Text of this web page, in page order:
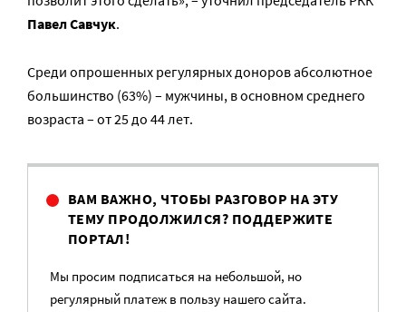
Павел Савчук.
Среди опрошенных регулярных доноров абсолютное
большинство (63%) – мужчины, в основном среднего
возраста – от 25 до 44 лет.
ВАМ ВАЖНО, ЧТОБЫ РАЗГОВОР НА ЭТУ
ТЕМУ ПРОДОЛЖИЛСЯ? ПОДДЕРЖИТЕ
ПОРТАЛ!
Мы просим подписаться на небольшой, но
регулярный платеж в пользу нашего сайта.